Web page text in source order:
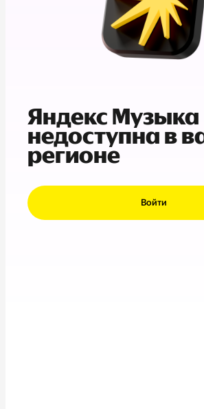
Яндекс Музыка
недоступна в
регионе
Войти